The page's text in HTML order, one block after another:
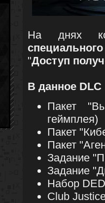
На днях
"Доступ
В данное
Пакет
геймплея)
Пакет
Пакет
Задание
Задание
Набор
Club